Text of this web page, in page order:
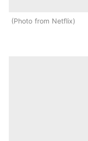
Photo from Netflix